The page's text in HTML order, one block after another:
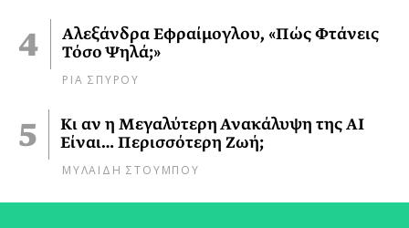
Αλεξάνδρα Εφραίμογλου, «Πώς Φτάνεις
Τόσο Ψηλά;»
ΡΙΑ ΣΠΥΡΟΥ
Κι αν η Μεγαλύτερη Ανακάλυψη της AI
Είναι… Περισσότερη Ζωή;
ΜΥΛΑΙΔΗ ΣΤΟΥΜΠΟΥ